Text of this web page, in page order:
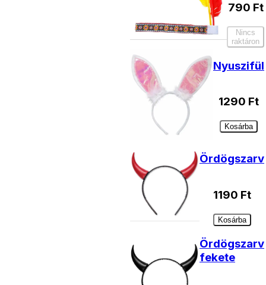
790 Ft
Nincs
raktáron
Nyuszifül
1290 Ft
Kosárba
Ördögszarv
1190 Ft
Kosárba
Ördögszarv
fekete